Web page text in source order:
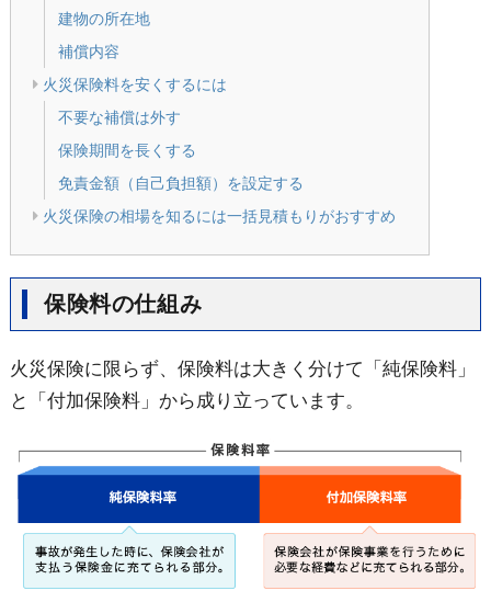
建物の所在地
補償内容
火災保険料を安くするには
不要な補償は外す
保険期間を長くする
免責金額（自己負担額）を設定する
火災保険の相場を知るには一括見積もりがおすすめ
保険料の仕組み
火災保険に限らず、保険料は大きく分けて「純保険料」
と「付加保険料」から成り立っています。